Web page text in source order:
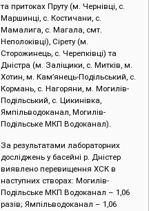
та притоках Пруту (м. Чернівці, c.
Маршинці, с. Костичани, с.
Мамалига, с. Магала, смт.
Неполоківці), Сірету (м.
Сторожинець, с. Черепківці) та
Дністра (м. Заліщики, с. Митків, м.
Хотин, м. Кам’янець-Подільський, с.
Кормань, с. Нагоряни, м. Могилів-
Подільський, с. Цикинівка,
Ямпільводоканал, Могилів-
Подільське МКП Водоканал).
За результатами лабораторних
досліджень у басейні р. Дністер
виявлено перевищення ХСК в
наступних створах: Могилів-
Подільське МКП Водоканал – 1,06
разів; Ямпільводоканал – 1,06